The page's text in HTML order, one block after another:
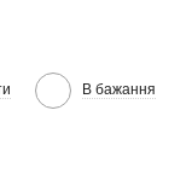
В бажання